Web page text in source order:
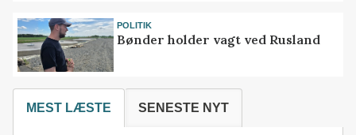
POLITIK
Bønder holder vagt ved Rusland
MEST LÆSTE SENESTE NYT